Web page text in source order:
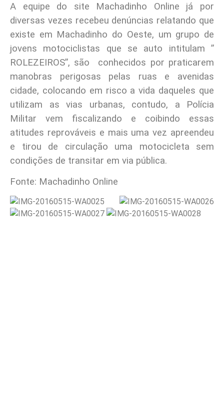
A equipe do site Machadinho Online já por
diversas vezes recebeu denúncias relatando que
existe em Machadinho do Oeste, um grupo de
jovens motociclistas que se auto intitulam ”
ROLEZEIROS”, são conhecidos por praticarem
manobras perigosas pelas ruas e avenidas
cidade, colocando em risco a vida daqueles que
utilizam as vias urbanas, contudo, a Polícia
Militar vem fiscalizando e coibindo essas
atitudes reprováveis e mais uma vez apreendeu
e tirou de circulação uma motocicleta sem
condições de transitar em via pública.
Fonte: Machadinho Online